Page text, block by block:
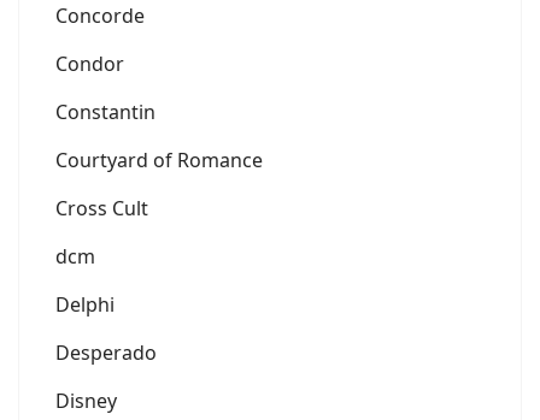
Concorde
Condor
Constantin
Courtyard of Romance
Cross Cult
dcm
Delphi
Desperado
Disney